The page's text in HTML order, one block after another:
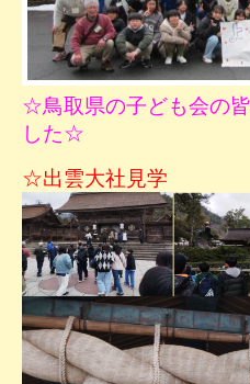
☆鳥取県の子ども会の
した☆
☆出雲大社見学